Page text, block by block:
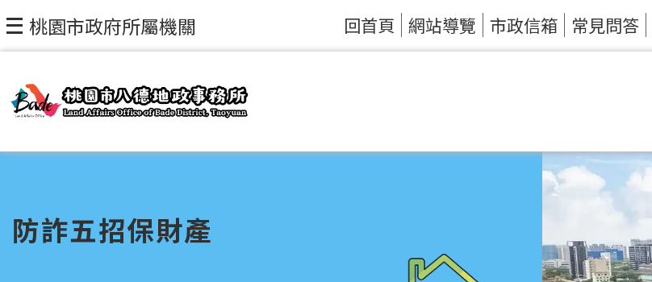
桃園市政府所屬機關 回首頁 網站導覽 市政信箱 常見問答
防詐五招保財產